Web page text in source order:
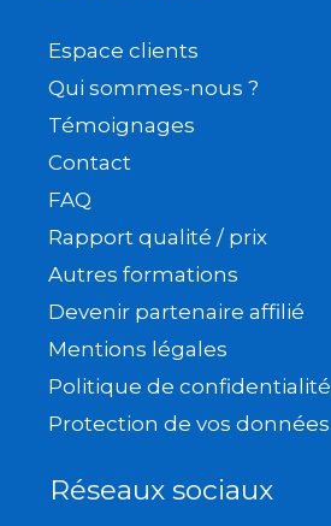
Espace clients
Qui sommes-nous ?
Témoignages
Contact
FAQ
Rapport qualité / prix
Autres formations
Devenir partenaire affilié
Mentions légales
Politique de confidentialité
Protection de vos données
Réseaux sociaux